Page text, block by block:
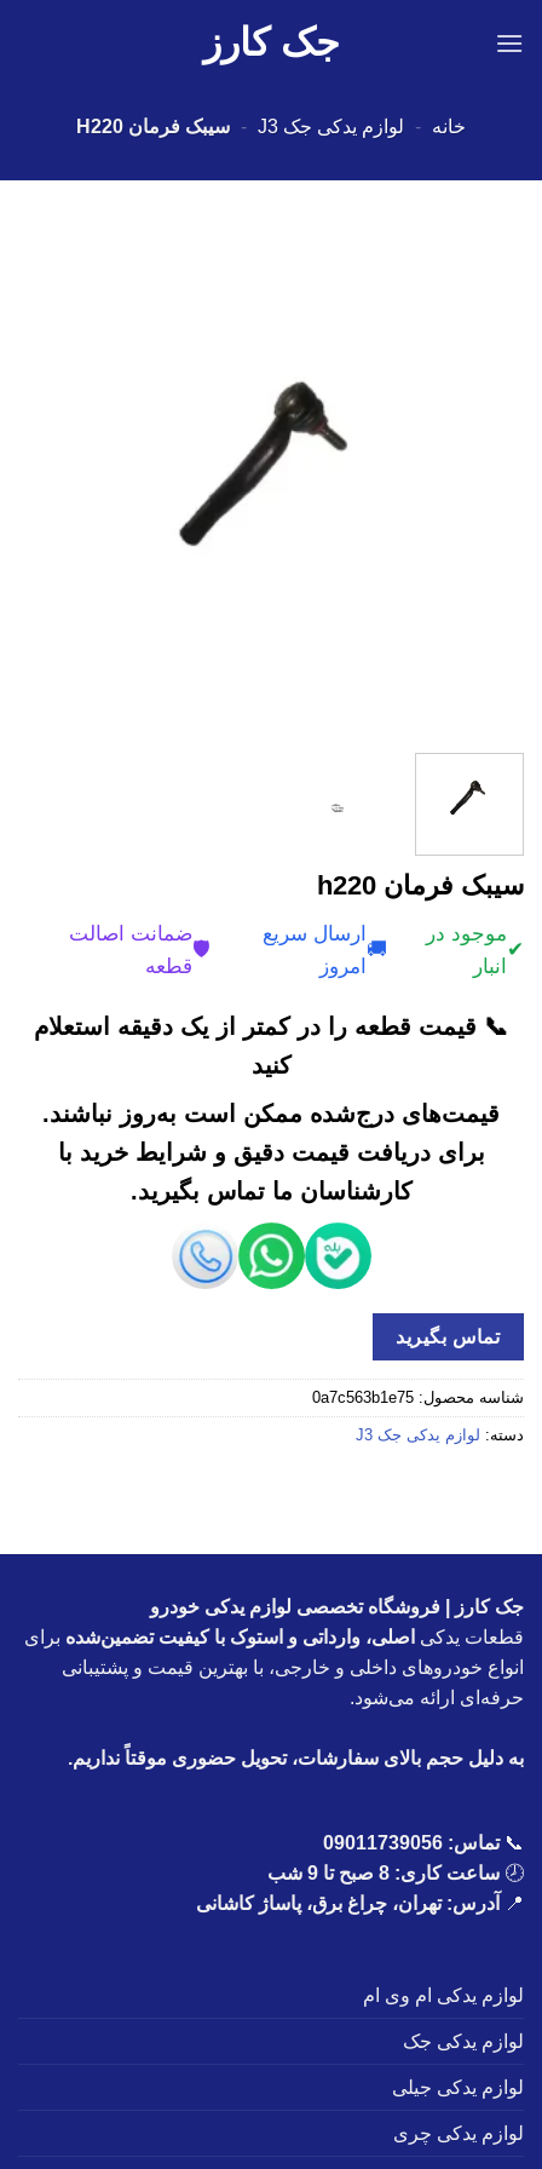
جک کارز
خانه - لوازم یدکی جک J3 - سیبک فرمان H220
سیبک فرمان h220
✔
موجود در
انبار
🚚
ارسال سریع
امروز
🛡️
ضمانت اصالت
قطعه
📞 قیمت قطعه را در کمتر از یک دقیقه استعلام
کنید
قیمت‌های درج‌شده ممکن است به‌روز نباشند.
برای دریافت قیمت دقیق و شرایط خرید با
کارشناسان ما تماس بگیرید.
تماس بگیرید
شناسه محصول: 0a7c563b1e75
دسته: لوازم یدکی جک J3
جک کارز | فروشگاه تخصصی لوازم یدکی خودرو
قطعات یدکی اصلی، وارداتی و استوک با کیفیت تضمین‌شده برای
انواع خودروهای داخلی و خارجی، با بهترین قیمت و پشتیبانی
حرفه‌ای ارائه می‌شود.
به دلیل حجم بالای سفارشات، تحویل حضوری موقتاً نداریم.
📞تماس: 09011739056
🕗 ساعت کاری: 8 صبح تا 9 شب
📍
آدرس: تهران، چراغ برق، پاساژ کاشانی
لوازم یدکی ام وی ام
لوازم یدکی جک
لوازم یدکی جیلی
لوازم یدکی چری